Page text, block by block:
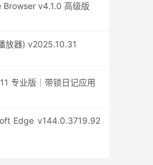
Browser v4.1.0 高级版
放器) v2025.10.31
专业版｜带锁日记应用
Edge v144.0.3719.92